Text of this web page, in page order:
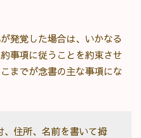
発覚した場合は、いかなる
事項に従うことを約束させ
までが念書の主な事項にな
、住所、名前を書いて拇